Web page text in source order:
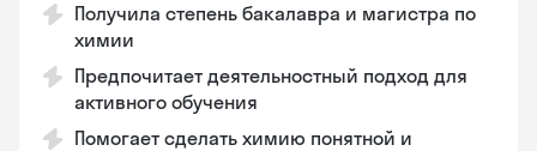
Получила степень бакалавра и магистра по
химии
Предпочитает деятельностный подход для
активного обучения
Помогает сделать химию понятной и